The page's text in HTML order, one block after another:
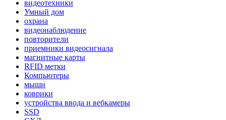
видеотехники
Умный дом
охрана
видеонаблюдение
повторители
приемники видеосигнала
магнитные карты
RFID метки
Компьютеры
мыши
коврики
устройства ввода и вебкамеры
SSD